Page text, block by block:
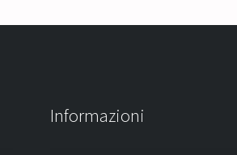
Informazioni